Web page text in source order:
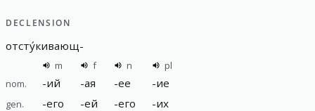
DECLENSION
отсту́кивающ-
m f n
pl
nom.
-ий -ая -ее -ие
gen. -его -ей -его -их